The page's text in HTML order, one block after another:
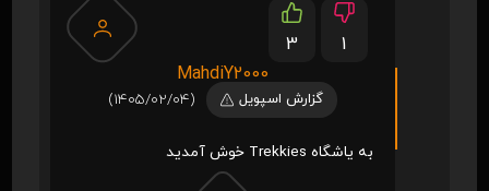
3
1
MahdiY2000
گزارش اسپویل (1405/02/04)
به یاشگاه Trekkies خوش آمدید